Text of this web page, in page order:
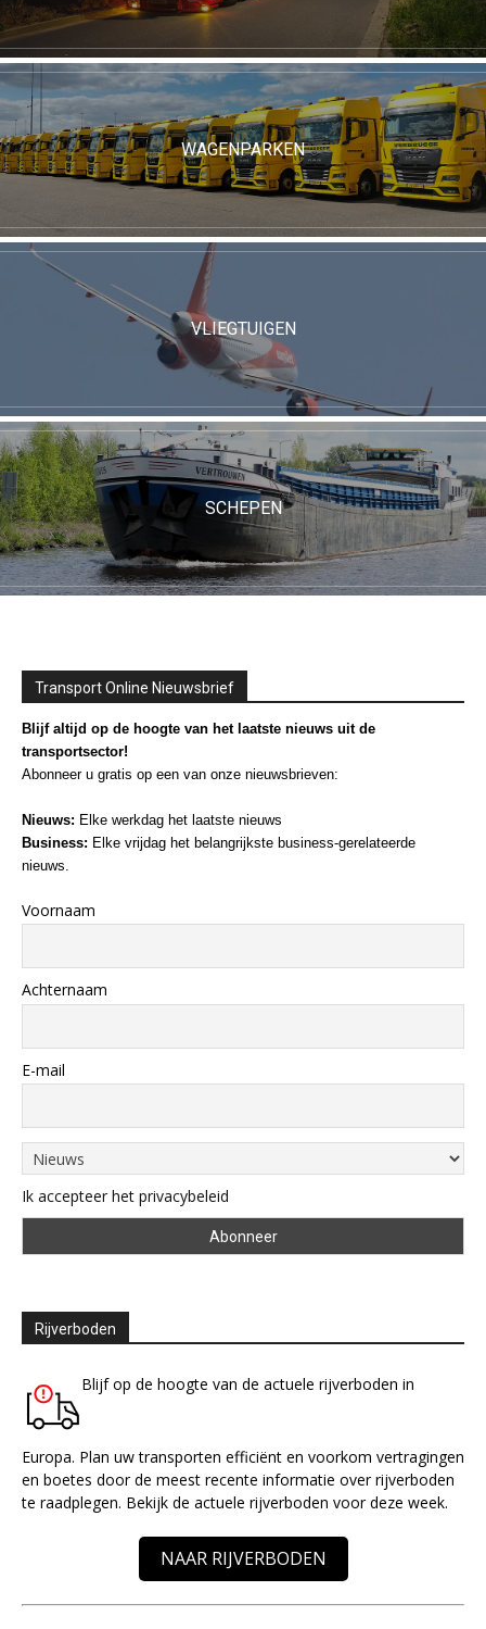
WAGENPARKEN
VLIEGTUIGEN
SCHEPEN
Transport Online Nieuwsbrief
Blijf altijd op de hoogte van het laatste nieuws uit de
transportsector!
Abonneer u gratis op een van onze nieuwsbrieven:
Nieuws: Elke werkdag het laatste nieuws
Business: Elke vrijdag het belangrijkste business-gerelateerde
nieuws.
Voornaam
Achternaam
E-mail
Ik accepteer het privacybeleid
Rijverboden
Blijf op de hoogte van de actuele rijverboden in
Europa. Plan uw transporten efficiënt en voorkom vertragingen
en boetes door de meest recente informatie over rijverboden
te raadplegen. Bekijk de actuele rijverboden voor deze week.
NAAR RIJVERBODEN